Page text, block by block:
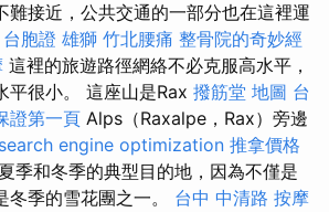
難接近，公共交通的一部分也在這裡運
台胞證 雄獅 竹北腰痛 整骨院的奇妙經
這裡的旅遊路徑網絡不必克服高水平，
平很小。 這座山是Rax 撥筋堂 地圖 台
證第一頁 Alps（Raxalpe，Rax）旁​​邊
search engine optimization 推拿價格
季和冬季的典型目的地，因為不僅是
季的雪花團之一。 台中 中清路 按摩